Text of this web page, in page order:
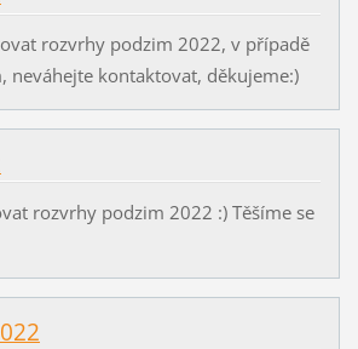
rozvrhy podzim 2022, v případě
neváhejte kontaktovat, děkujeme:)
rozvrhy podzim 2022 :) Těšíme se